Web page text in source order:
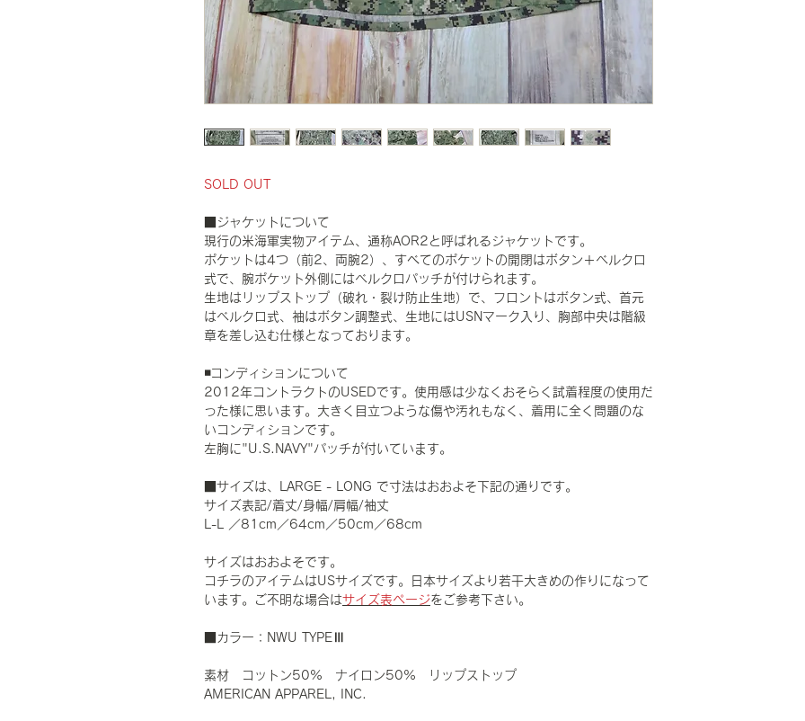
SOLD OUT
■ジャケットについて
現行の米海軍実物アイテム、通称AOR2と呼ばれるジャケットです。
ポケットは4つ（前2、両腕2）、すべてのポケットの開閉はボタン＋ベルクロ
式で、腕ポケット外側にはベルクロパッチが付けられます。
生地はリップストップ（破れ・裂け防止生地）で、フロントはボタン式、首元
はベルクロ式、袖はボタン調整式、生地にはUSNマーク入り、胸部中央は階級
章を差し込む仕様となっております。
◾️コンディションについて
2012年コントラクトのUSEDです。使用感は少なくおそらく試着程度の使用だ
った様に思います。大きく目立つような傷や汚れもなく、着用に全く問題のな
いコンディションです。
左胸に"U.S.NAVY"パッチが付いています。
■サイズは、LARGE - LONG で寸法はおおよそ下記の通りです。
サイズ表記/着丈/身幅/肩幅/袖丈
L-L ／81cm／64cm／50cm／68cm
サイズはおおよそです。
コチラのアイテムはUSサイズです。日本サイズより若干大きめの作りになって
います。ご不明な場合はサイズ表ページをご参考下さい。
■カラー：NWU TYPEⅢ
素材 コットン50% ナイロン50% リップストップ
AMERICAN APPAREL, INC.